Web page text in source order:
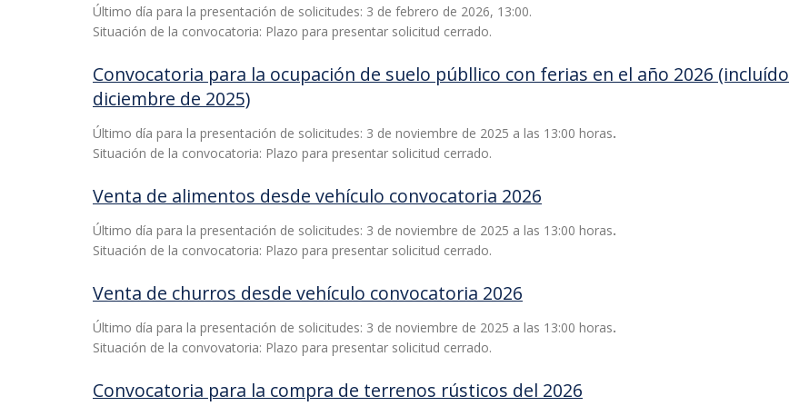
Último día para la presentación de solicitudes: 3 de febrero de 2026, 13:00.
Situación de la convocatoria: Plazo para presentar solicitud cerrado.
Convocatoria para la ocupación de suelo públlico con ferias en el año 2026 (incluído
diciembre de 2025)
Último día para la presentación de solicitudes: 3 de noviembre de 2025 a las 13:00 horas.
Situación de la convocatoria: Plazo para presentar solicitud cerrado.
Venta de alimentos desde vehículo convocatoria 2026
Último día para la presentación de solicitudes: 3 de noviembre de 2025 a las 13:00 horas.
Situación de la convocatoria: Plazo para presentar solicitud cerrado.
Venta de churros desde vehículo convocatoria 2026
Último día para la presentación de solicitudes: 3 de noviembre de 2025 a las 13:00 horas.
Situación de la convovatoria: Plazo para presentar solicitud cerrado.
Convocatoria para la compra de terrenos rústicos del 2026